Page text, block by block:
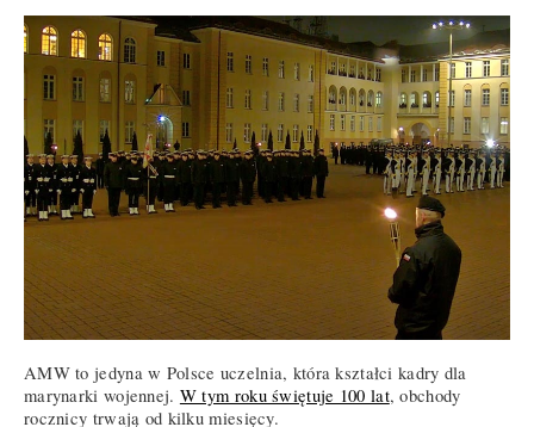
AMW to jedyna w Polsce uczelnia, która kształci kadry dla
marynarki wojennej. W tym roku świętuje 100 lat, obchody
rocznicy trwają od kilku miesięcy.